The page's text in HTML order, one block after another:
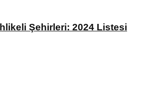
Şehirleri: 2024 Listesi